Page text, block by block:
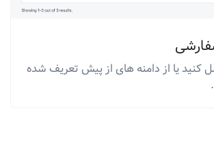
کنید یا از دامنه های از پیش تعریف شده